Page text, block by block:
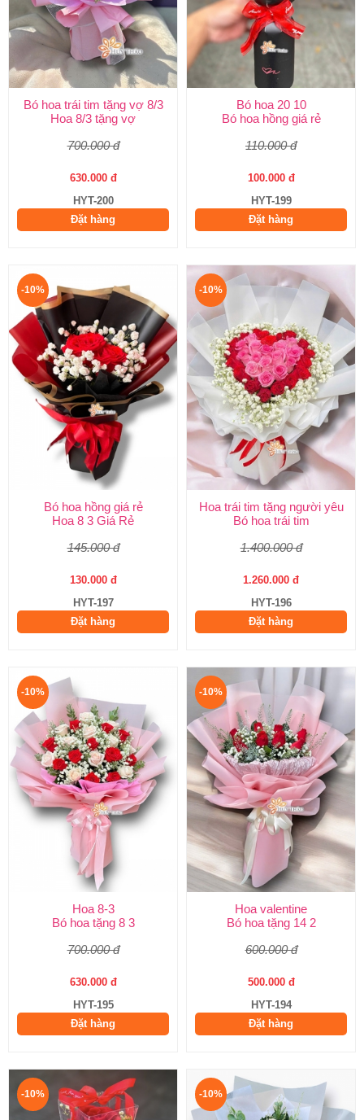
Bó hoa trái tim tặng vợ 8/3
Hoa 8/3 tặng vợ
700.000 đ
630.000 đ
HYT-200
Đặt hàng
Bó hoa 20 10
Bó hoa hồng giá rẻ
110.000 đ
100.000 đ
HYT-199
Đặt hàng
-10%
Bó hoa hồng giá rẻ
Hoa 8 3 Giá Rẻ
145.000 đ
130.000 đ
HYT-197
Đặt hàng
-10%
Hoa trái tim tặng người yêu
Bó hoa trái tim
1.400.000 đ
1.260.000 đ
HYT-196
Đặt hàng
-10%
Hoa 8-3
Bó hoa tặng 8 3
700.000 đ
630.000 đ
HYT-195
Đặt hàng
-10%
Hoa valentine
Bó hoa tặng 14 2
600.000 đ
500.000 đ
HYT-194
Đặt hàng
-10% -10%